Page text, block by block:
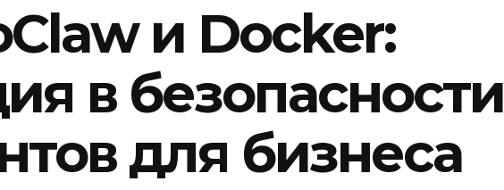
и Docker:
в безопасности
для бизнеса